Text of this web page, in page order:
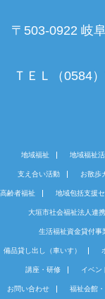
〒503-0922 岐
ＴＥＬ（0584
地域福祉 地域福祉
支え合い活動 お散歩
高齢者福祉 地域包括支援
大垣市社会福祉法人連
生活福祉資金貸付事
備品貸し出し（車いす）
講座・研修 イベン
お問い合わせ 福祉会館